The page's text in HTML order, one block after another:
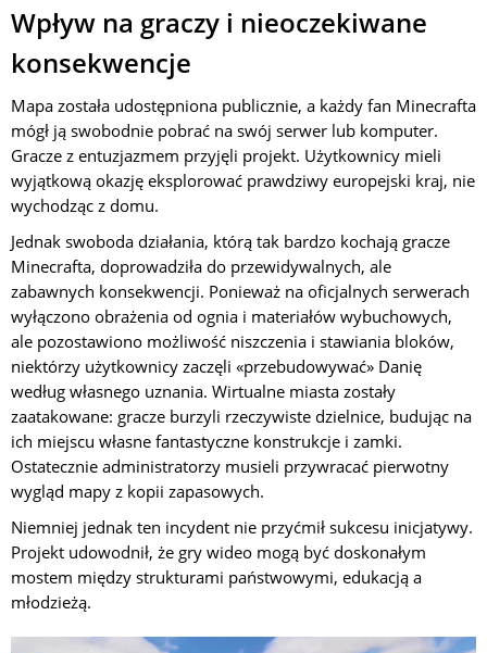
Wpływ na graczy i nieoczekiwane
konsekwencje
Mapa została udostępniona publicznie, a każdy fan Minecrafta
mógł ją swobodnie pobrać na swój serwer lub komputer.
Gracze z entuzjazmem przyjęli projekt. Użytkownicy mieli
wyjątkową okazję eksplorować prawdziwy europejski kraj, nie
wychodząc z domu.
Jednak swoboda działania, którą tak bardzo kochają gracze
Minecrafta, doprowadziła do przewidywalnych, ale
zabawnych konsekwencji. Ponieważ na oficjalnych serwerach
wyłączono obrażenia od ognia i materiałów wybuchowych,
ale pozostawiono możliwość niszczenia i stawiania bloków,
niektórzy użytkownicy zaczęli «przebudowywać» Danię
według własnego uznania. Wirtualne miasta zostały
zaatakowane: gracze burzyli rzeczywiste dzielnice, budując na
ich miejscu własne fantastyczne konstrukcje i zamki.
Ostatecznie administratorzy musieli przywracać pierwotny
wygląd mapy z kopii zapasowych.
Niemniej jednak ten incydent nie przyćmił sukcesu inicjatywy.
Projekt udowodnił, że gry wideo mogą być doskonałym
mostem między strukturami państwowymi, edukacją a
młodzieżą.